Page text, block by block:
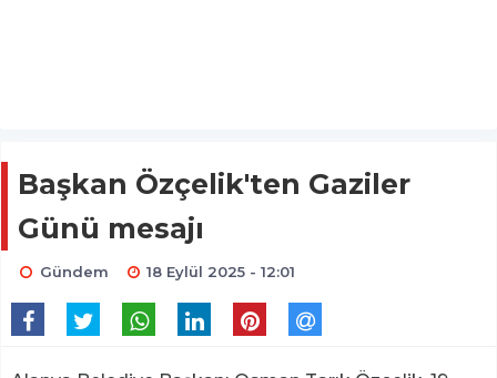
Başkan Özçelik'ten Gaziler
Günü mesajı
Gündem 18 Eylül 2025 - 12:01